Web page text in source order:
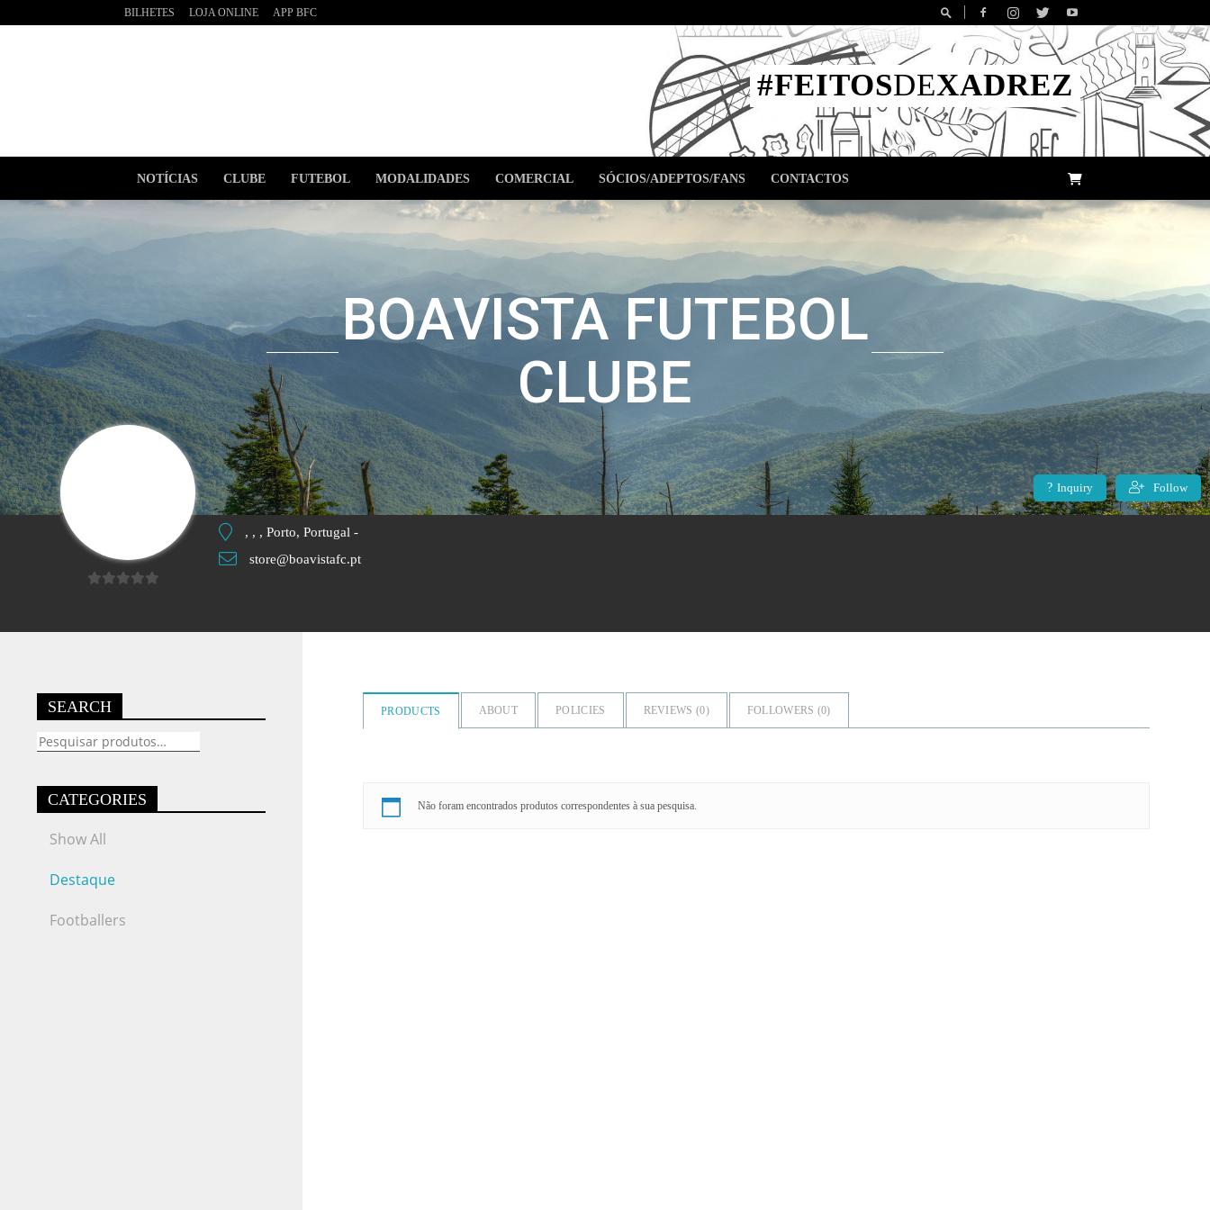
BILHETES LOJA ONLINE APP BFC
#FEITOSDEXADREZ
NOTÍCIAS CLUBE FUTEBOL MODALIDADES COMERCIAL SÓCIOS/ADEPTOS/FANS CONTACTOS
BOAVISTA FUTEBOL
CLUBE
, , , Porto, Portugal -
store@boavistafc.pt
Inquiry Follow
PRODUCTS ABOUT POLICIES REVIEWS (0) FOLLOWERS (0)
Não foram encontrados produtos correspondentes à sua pesquisa.
SEARCH
Pesquisar
CATEGORIES
Show All
Destaque
Footballers